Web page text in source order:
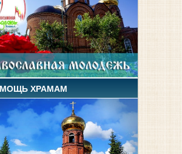
ХРАМАМ